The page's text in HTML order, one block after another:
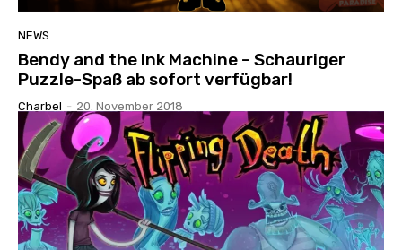
NEWS
Bendy and the Ink Machine – Schauriger
Puzzle-Spaß ab sofort verfügbar!
Charbel - 20. November 2018